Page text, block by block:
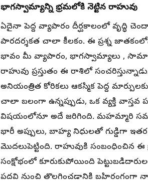
భాగస్వామ్యాన్ని భ్రమలోకి నెట్టిన రాహువు
ఏదైనా పెద్ద వ్యాపారం దీర్ఘకాలంలో వృద్ధి
పారదర్శకత చాలా కీలకం. ఈ ప్రశ్న
భావం మీ వ్యాపారం, భాగస్వామ్యాలు , సామాజిక
రాహువు ప్రస్తుతం ఈ రాశిలో
అనియంత్రిత కోరికలు ఆకస్మిక పెద్ద
చాలా బలంగా ఉన్నప్పుడు, ఒక వ్యక్తి వాస్తవ
విషయంలోనూ అదే జరిగింది. మహమ్మారి
భారీ అప్పులు, బాహ్య నిధులతో గుడ్డిగా
మొదలుపెట్టింది. రాహువుకి సంబంధించిన
సంక్షోభంలో కూరుకుపోయింది
పదవి నుంచి తొలగించడానికి బహిరంగంగా